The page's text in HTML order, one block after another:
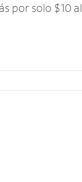
por solo $10 al